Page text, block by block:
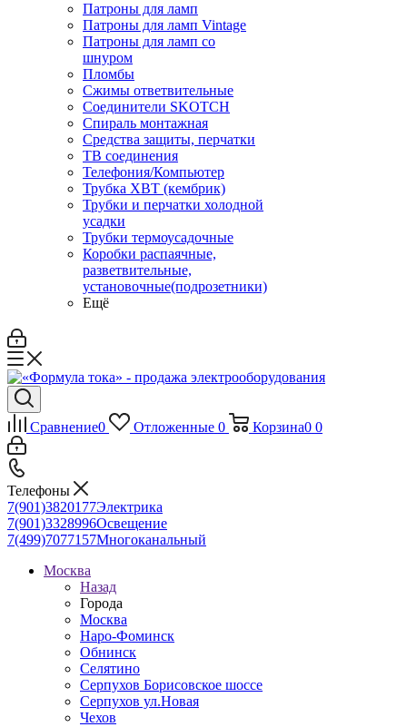
Патроны для ламп
Патроны для ламп Vintage
Патроны для ламп со
шнуром
Пломбы
Сжимы ответвительные
Соединители SKOTCH
Спираль монтажная
Средства защиты, перчатки
ТВ соединения
Телефония/Компьютер
Трубка ХВТ (кембрик)
Трубки и перчатки холодной
усадки
Трубки термоусадочные
Коробки распаячные,
разветвительные,
установочные(подрозетники)
Ещё
Сравнение0 Отложенные 0 Корзина0 0
Телефоны
7(901)3820177Электрика
7(901)3328996Освещение
7(499)7077157Многоканальный
Москва
Назад
Города
Москва
Наро-Фоминск
Обнинск
Селятино
Серпухов Борисовское шоссе
Серпухов ул.Новая
Чехов